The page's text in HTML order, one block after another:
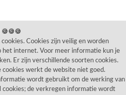
🍪🍪🍪
Cookies zijn veilig en worden
het internet. Voor meer informatie kun je
Er zijn verschillende soorten cookies.
cookies werkt de website niet goed.
wordt gebruikt om de werking van
de verkregen informatie wordt